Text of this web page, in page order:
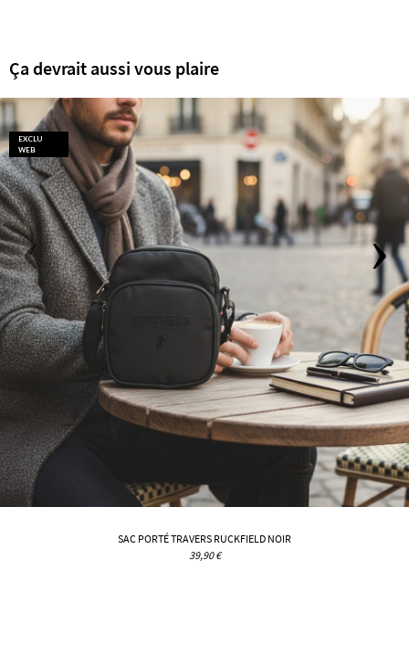
Ça devrait aussi vous plaire
EXCLU
WEB
SAC PORTÉ TRAVERS RUCKFIELD NOIR
39,90 €